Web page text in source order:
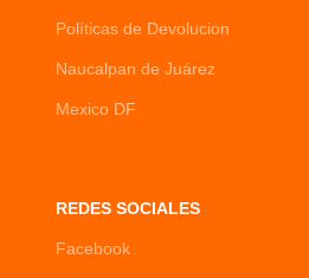
Políticas de Devolucion
Naucalpan de Juárez
Mexico DF
REDES SOCIALES
Facebook